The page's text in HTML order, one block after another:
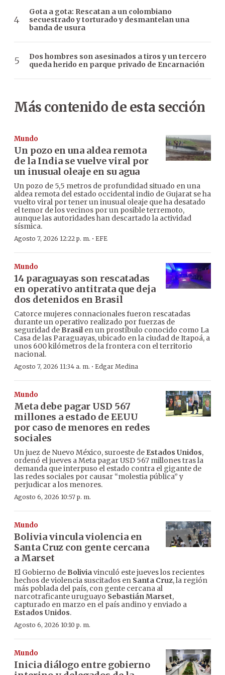
Gota a gota: Rescatan a un colombiano
secuestrado y torturado y desmantelan una
banda de usura
Dos hombres son asesinados a tiros y un tercero
queda herido en parque privado de Encarnación
Más contenido de esta sección
Mundo
Un pozo en una aldea remota
de la India se vuelve viral por
un inusual oleaje en su agua
Un pozo de 5,5 metros de profundidad situado en una
aldea remota del estado occidental indio de Gujarat se ha
vuelto viral por tener un inusual oleaje que ha desatado
el temor de los vecinos por un posible terremoto,
aunque las autoridades han descartado la actividad
sísmica.
Agosto 7, 2026 12:22 p. m. · EFE
Mundo
14 paraguayas son rescatadas
en operativo antitrata que deja
dos detenidos en Brasil
Catorce mujeres connacionales fueron rescatadas
durante un operativo realizado por fuerzas de
seguridad de Brasilen un prostíbulo conocido como La
Casa de las Paraguayas, ubicado en la ciudad de Itapoá, a
unos 600 kilómetros de la frontera con el territorio
nacional.
Agosto 7, 2026 11:34 a. m. · Edgar Medina
Mundo
Meta debe pagar USD 567
millones a estado de EEUU
por caso de menores en redes
sociales
Un juez de Nuevo México, suroeste de Estados Unidos,
ordenó el jueves a Meta pagar USD 567 millones tras la
demanda que interpuso el estado contra el gigante de
las redes sociales por causar “molestia pública” y
perjudicar a los menores.
Agosto 6, 2026 10:57 p. m.
Mundo
Bolivia vincula violencia en
Santa Cruz con gente cercana
a Marset
El Gobierno de Boliviavinculó este jueves los recientes
hechos de violencia suscitados en Santa Cruz, la región
más poblada del país, con gente cercana al
narcotraficante uruguayo Sebastián Marset,
capturado en marzo en el país andino y enviado a
Estados Unidos.
Agosto 6, 2026 10:10 p. m.
Mundo
Inicia diálogo entre gobierno